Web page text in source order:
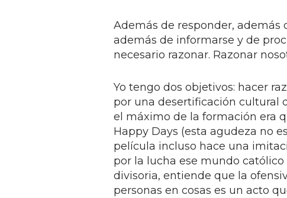
Además de responder, además
además de informarse y de
necesario razonar. Razonar
Yo tengo dos objetivos: hacer
por una desertificación cultural
el máximo de la formación era
Happy Days (esta agudeza no
película incluso hace una
por la lucha ese mundo
divisoria, entiende que la
personas en cosas es un acto